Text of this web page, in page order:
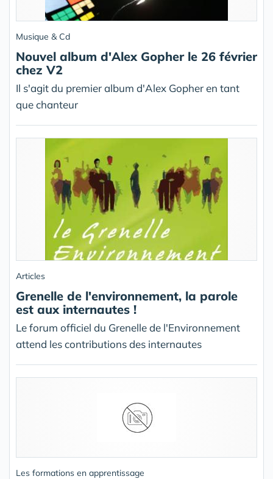
Musique & Cd
Nouvel album d'Alex Gopher le 26 février
chez V2
Il s'agit du premier album d'Alex Gopher en tant
que chanteur
Articles
Grenelle de l'environnement, la parole
est aux internautes !
Le forum officiel du Grenelle de l'Environnement
attend les contributions des internautes
Les formations en apprentissage